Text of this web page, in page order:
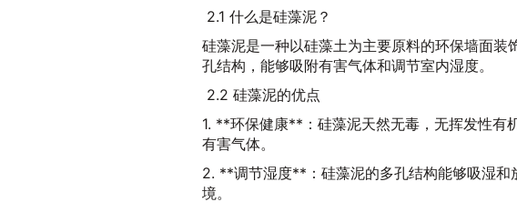
2.1 什么是硅藻泥？
硅藻泥是一种以硅藻土为主要原料的环保墙面装
孔结构，能够吸附有害气体和调节室内湿度。
2.2 硅藻泥的优点
1. **环保健康**：硅藻泥天然无毒，无挥发性有
有害气体。
2. **调节湿度**：硅藻泥的多孔结构能够吸湿和
境。